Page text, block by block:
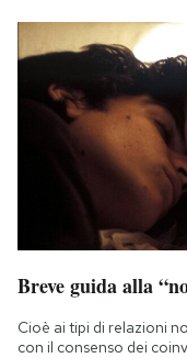
Breve guida alla
Cioè ai tipi di relazioni
con il consenso dei